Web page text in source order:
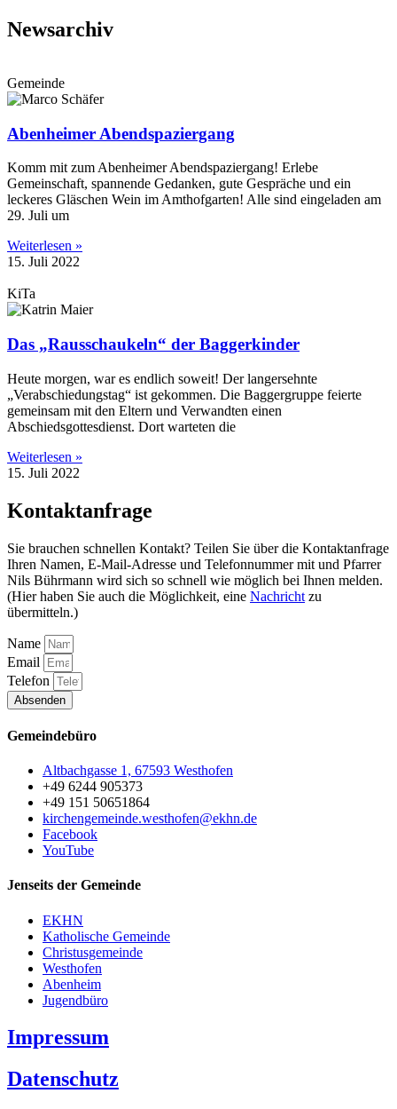
Newsarchiv
Gemeinde
Abenheimer Abendspaziergang
Komm mit zum Abenheimer Abendspaziergang! Erlebe
Gemeinschaft, spannende Gedanken, gute Gespräche und ein
leckeres Gläschen Wein im Amthofgarten! Alle sind eingeladen am
29. Juli um
Weiterlesen »
15. Juli 2022
KiTa
Das „Rausschaukeln“ der Baggerkinder
Heute morgen, war es endlich soweit! Der langersehnte
„Verabschiedungstag“ ist gekommen. Die Baggergruppe feierte
gemeinsam mit den Eltern und Verwandten einen
Abschiedsgottesdienst. Dort warteten die
Weiterlesen »
15. Juli 2022
Kontaktanfrage
Sie brauchen schnellen Kontakt? Teilen Sie über die Kontaktanfrage
Ihren Namen, E-Mail-Adresse und Telefonnummer mit und Pfarrer
Nils Bührmann wird sich so schnell wie möglich bei Ihnen melden.
(Hier haben Sie auch die Möglichkeit, eine Nachricht zu
übermitteln.)
Name
Email
Telefon
Absenden
Gemeindebüro
Altbachgasse 1, 67593 Westhofen
+49 6244 905373
+49 151 50651864
kirchengemeinde.westhofen@ekhn.de
Facebook
YouTube
Jenseits der Gemeinde
EKHN
Katholische Gemeinde
Christusgemeinde
Westhofen
Abenheim
Jugendbüro
Impressum
Datenschutz